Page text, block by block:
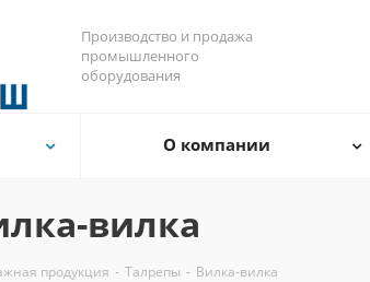
Производство и продажа
промышленного
оборудования
О компании
вилка
продукция - Талрепы - Вилка-вилка